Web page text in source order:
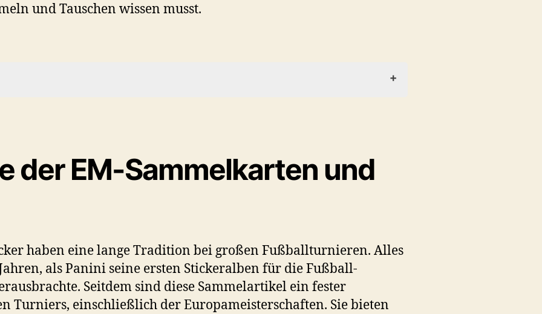
und Tauschen wissen musst.
2024
Sticker und Sammelkarten kaufen?
Fan-Events
im Gasometer B
in der Lugner City
der EM-Sammelkarten und
haben eine lange Tradition bei großen Fußballturnieren. Alles
als Panini seine ersten Stickeralben für die Fußball-
Seitdem sind diese Sammelartikel ein fester
Turniers, einschließlich der Europameisterschaften. Sie bieten